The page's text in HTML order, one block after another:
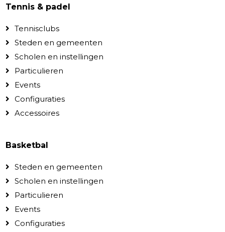
Tennis & padel
Tennisclubs
Steden en gemeenten
Scholen en instellingen
Particulieren
Events
Configuraties
Accessoires
Basketbal
Steden en gemeenten
Scholen en instellingen
Particulieren
Events
Configuraties